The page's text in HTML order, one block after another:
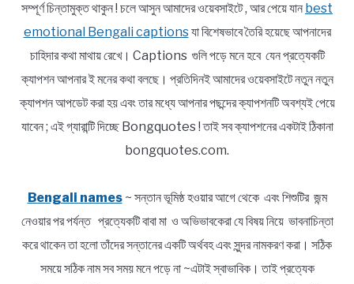
সম্পূর্ণ চিন্তামুক্ত থাকুন ! চলে আসুন আমাদের ওয়েবসাইটে , আর পেয়ে যান best
emotional Bengali captionsযা বিশেষভাবে তৈরি হয়েছে আপনাদের
চাহিদার কথা মাথায় রেখে। Captions গুলি পড়ে মনে হবে যেন প্রত্যেকটি
ক্যাপশন আপনার ই মনের কথা বলছে। প্রতিদিনই আমাদের ওয়েবসাইটে নতুন নতুন
ক্যাপশন আপডেট করা হয় এবং তার মধ্যে আপনার পছন্দের ক্যাপশনটি অবশ্যই পেয়ে
যাবেন ; এই গ্যারান্টি দিচ্ছে Bongquotes ! তাই সব ক্যাপশনের একটাই ঠিকানা
bongquotes.com.
Bengali names~ সন্তান ভূমিষ্ঠ হওয়ার আগে থেকে এবং শিশুটির জন্ম
নেওয়ার পর পর্যন্ত প্রত্যেকটি বাবা মা ও অভিভাবকেরা যে বিষয় নিয়ে ভাবনাচিন্তা
করে থাকেন তা হলো তাঁদের সন্তানের একটি অর্থবহ এবং সুন্দর নামকরণ করা। সঠিক
সময়ে সঠিক নাম সব সময় মনে পড়ে না ~এটাই স্বাভাবিক। তাই প্রত্যেক